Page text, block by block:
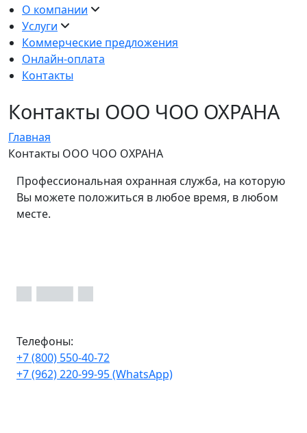
О компании
Услуги
Коммерческие предложения
Онлайн-оплата
Контакты
Контакты ООО ЧОО ОХРАНА
Главная
Контакты ООО ЧОО ОХРАНА
Профессиональная охранная служба, на которую
Вы можете положиться в любое время, в любом
месте.
Телефоны:
+7 (800) 550-40-72
+7 (962) 220-99-95 (WhatsApp)